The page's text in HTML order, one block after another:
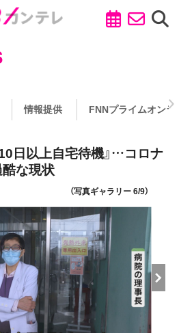
情報提供 FNNプライムオンラ
日以上自宅待機』…コロナ
な現状
（写真ギャラリー 6/9）